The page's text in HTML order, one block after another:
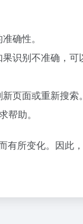
确性。
识别不准确，可
页面或重新搜索
助。
有所变化。因此